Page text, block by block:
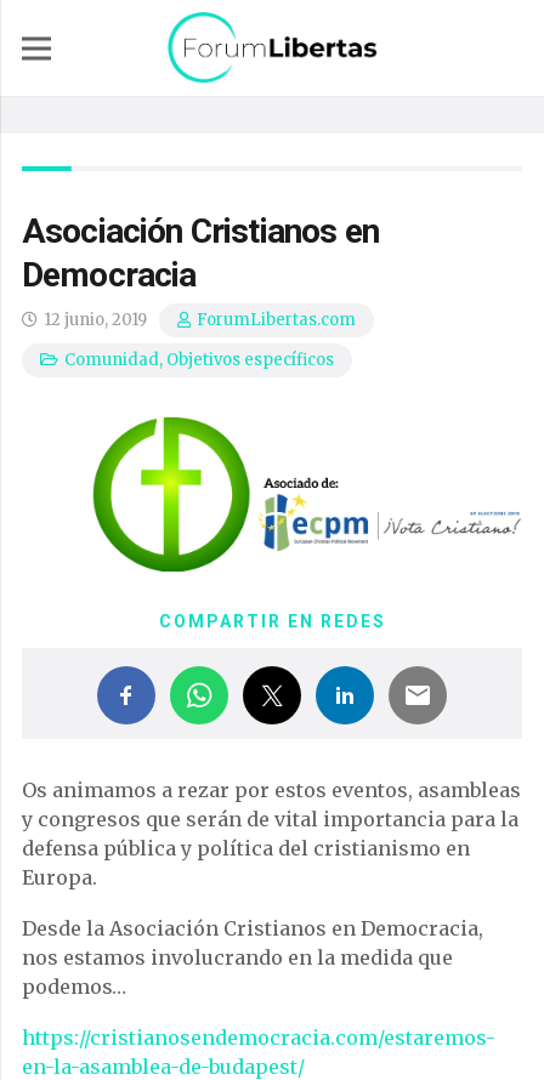
Asociación Cristianos en
Democracia
12 junio, 2019
ForumLibertas.com
Comunidad, Objetivos específicos
COMPARTIR EN REDES
Os animamos a rezar por estos eventos, asambleas
y congresos que serán de vital importancia para la
defensa pública y política del cristianismo en
Europa.
Desde la Asociación Cristianos en Democracia,
nos estamos involucrando en la medida que
podemos…
https://cristianosendemocracia.com/estaremos-
en-la-asamblea-de-budapest/